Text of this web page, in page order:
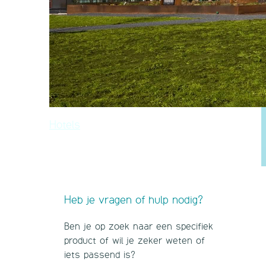
Hotels
Heb je vragen of hulp nodig?
Ben je op zoek naar een specifiek
product of wil je zeker weten of
iets passend is?